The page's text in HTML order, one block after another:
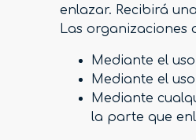
enlazar. Recibirá
Las organizaciones
Mediante el
Mediante el
Mediante
la parte que